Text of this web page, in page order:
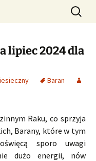
i
astrologiczne
Szukaj:
lipiec 2024 dla
Baran
Raku, co sprzyja
Barany, które w tym
sporo uwagi
dużo energii, nów